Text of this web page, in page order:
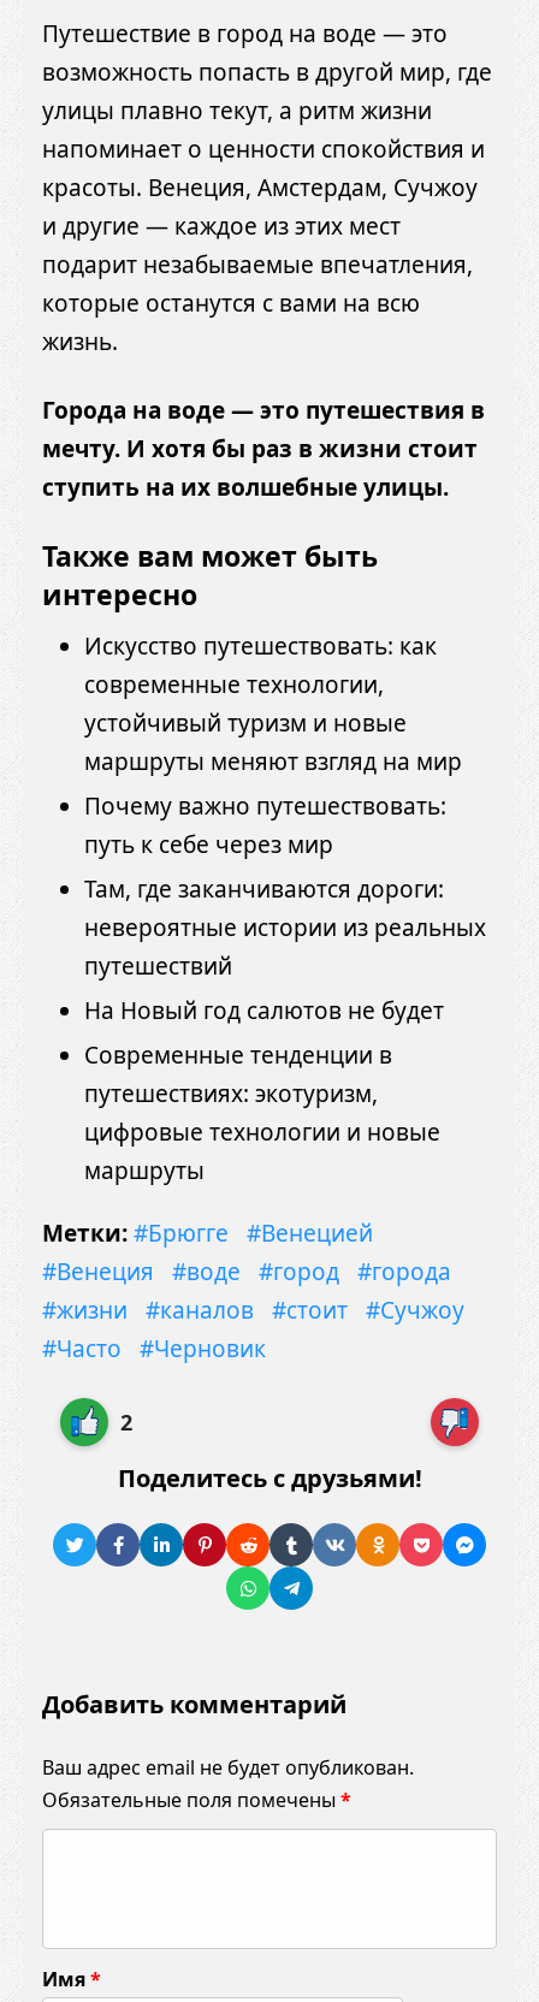
Путешествие в город на воде — это
возможность попасть в другой мир, где
улицы плавно текут, а ритм жизни
напоминает о ценности спокойствия и
красоты. Венеция, Амстердам, Сучжоу
и другие — каждое из этих мест
подарит незабываемые впечатления,
которые останутся с вами на всю
жизнь.
Города на воде — это путешествия в
мечту. И хотя бы раз в жизни стоит
ступить на их волшебные улицы.
Также вам может быть
интересно
Искусство путешествовать: как
современные технологии,
устойчивый туризм и новые
маршруты меняют взгляд на мир
Почему важно путешествовать:
путь к себе через мир
Там, где заканчиваются дороги:
невероятные истории из реальных
путешествий
На Новый год салютов не будет
Современные тенденции в
путешествиях: экотуризм,
цифровые технологии и новые
маршруты
Метки:#Брюгге
#Венецией
#Венеция
#воде #город #города
#жизни
#каналов #стоит #Сучжоу
#Часто
#Черновик
2
Поделитесь с друзьями!
Добавить комментарий
Ваш адрес email не будет опубликован.
Обязательные поля помечены *
м
е
Имя*